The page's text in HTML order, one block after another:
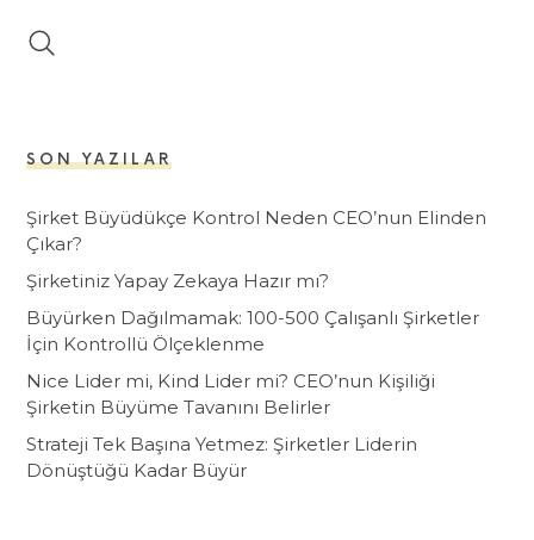
SON YAZILAR
Şirket Büyüdükçe Kontrol Neden CEO’nun Elinden
Çıkar?
Şirketiniz Yapay Zekaya Hazır mı?
Büyürken Dağılmamak: 100-500 Çalışanlı Şirketler
İçin Kontrollü Ölçeklenme
Nice Lider mi, Kind Lider mi? CEO’nun Kişiliği
Şirketin Büyüme Tavanını Belirler
Strateji Tek Başına Yetmez: Şirketler Liderin
Dönüştüğü Kadar Büyür